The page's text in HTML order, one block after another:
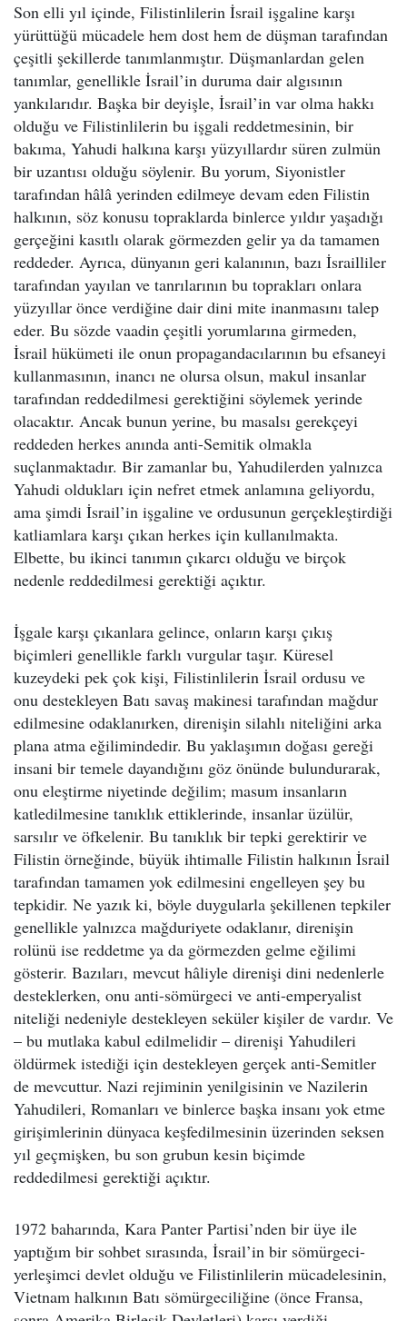
Son elli yıl içinde, Filistinlilerin İsrail işgaline karşı
yürüttüğü mücadele hem dost hem de düşman tarafından
çeşitli şekillerde tanımlanmıştır. Düşmanlardan gelen
tanımlar, genellikle İsrail’in duruma dair algısının
yankılarıdır. Başka bir deyişle, İsrail’in var olma hakkı
olduğu ve Filistinlilerin bu işgali reddetmesinin, bir
bakıma, Yahudi halkına karşı yüzyıllardır süren zulmün
bir uzantısı olduğu söylenir. Bu yorum, Siyonistler
tarafından hâlâ yerinden edilmeye devam eden Filistin
halkının, söz konusu topraklarda binlerce yıldır yaşadığı
gerçeğini kasıtlı olarak görmezden gelir ya da tamamen
reddeder. Ayrıca, dünyanın geri kalanının, bazı İsrailliler
tarafından yayılan ve tanrılarının bu toprakları onlara
yüzyıllar önce verdiğine dair dini mite inanmasını talep
eder. Bu sözde vaadin çeşitli yorumlarına girmeden,
İsrail hükümeti ile onun propagandacılarının bu efsaneyi
kullanmasının, inancı ne olursa olsun, makul insanlar
tarafından reddedilmesi gerektiğini söylemek yerinde
olacaktır. Ancak bunun yerine, bu masalsı gerekçeyi
reddeden herkes anında anti-Semitik olmakla
suçlanmaktadır. Bir zamanlar bu, Yahudilerden yalnızca
Yahudi oldukları için nefret etmek anlamına geliyordu,
ama şimdi İsrail’in işgaline ve ordusunun gerçekleştirdiği
katliamlara karşı çıkan herkes için kullanılmakta.
Elbette, bu ikinci tanımın çıkarcı olduğu ve birçok
nedenle reddedilmesi gerektiği açıktır.
İşgale karşı çıkanlara gelince, onların karşı çıkış
biçimleri genellikle farklı vurgular taşır. Küresel
kuzeydeki pek çok kişi, Filistinlilerin İsrail ordusu ve
onu destekleyen Batı savaş makinesi tarafından mağdur
edilmesine odaklanırken, direnişin silahlı niteliğini arka
plana atma eğilimindedir. Bu yaklaşımın doğası gereği
insani bir temele dayandığını göz önünde bulundurarak,
onu eleştirme niyetinde değilim; masum insanların
katledilmesine tanıklık ettiklerinde, insanlar üzülür,
sarsılır ve öfkelenir. Bu tanıklık bir tepki gerektirir ve
Filistin örneğinde, büyük ihtimalle Filistin halkının İsrail
tarafından tamamen yok edilmesini engelleyen şey bu
tepkidir. Ne yazık ki, böyle duygularla şekillenen tepkiler
genellikle yalnızca mağduriyete odaklanır, direnişin
rolünü ise reddetme ya da görmezden gelme eğilimi
gösterir. Bazıları, mevcut hâliyle direnişi dini nedenlerle
desteklerken, onu anti-sömürgeci ve anti-emperyalist
niteliği nedeniyle destekleyen seküler kişiler de vardır. Ve
– bu mutlaka kabul edilmelidir – direnişi Yahudileri
öldürmek istediği için destekleyen gerçek anti-Semitler
de mevcuttur. Nazi rejiminin yenilgisinin ve Nazilerin
Yahudileri, Romanları ve binlerce başka insanı yok etme
girişimlerinin dünyaca keşfedilmesinin üzerinden seksen
yıl geçmişken, bu son grubun kesin biçimde
reddedilmesi gerektiği açıktır.
1972 baharında, Kara Panter Partisi’nden bir üye ile
yaptığım bir sohbet sırasında, İsrail’in bir sömürgeci-
yerleşimci devlet olduğu ve Filistinlilerin mücadelesinin,
Vietnam halkının Batı sömürgeciliğine (önce Fransa,